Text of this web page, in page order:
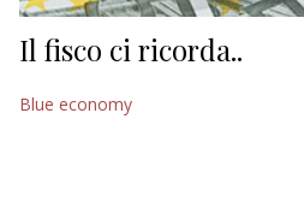
CULTURA
NAUTICA
Il fisco ci ricorda..
Blue economy